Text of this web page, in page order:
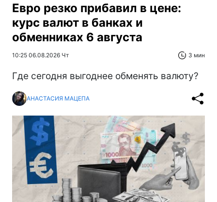
Евро резко прибавил в цене:
курс валют в банках и
обменниках 6 августа
10:25 06.08.2026 Чт 3 мин
Где сегодня выгоднее обменять валюту?
АНАСТАСИЯ МАЦЕПА